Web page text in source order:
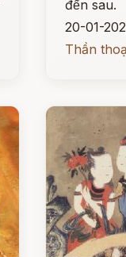
đến sau.
20-01-
Thần